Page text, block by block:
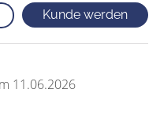
Kunde werden
11.06.2026